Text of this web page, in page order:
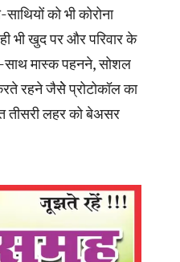
को भी कोरोना
भी खुद पर और परिवार के
साथ मास्क पहनने, सोशल
रहने जैसेे प्रोटोकॉल का
तीसरी लहर को बेअसर